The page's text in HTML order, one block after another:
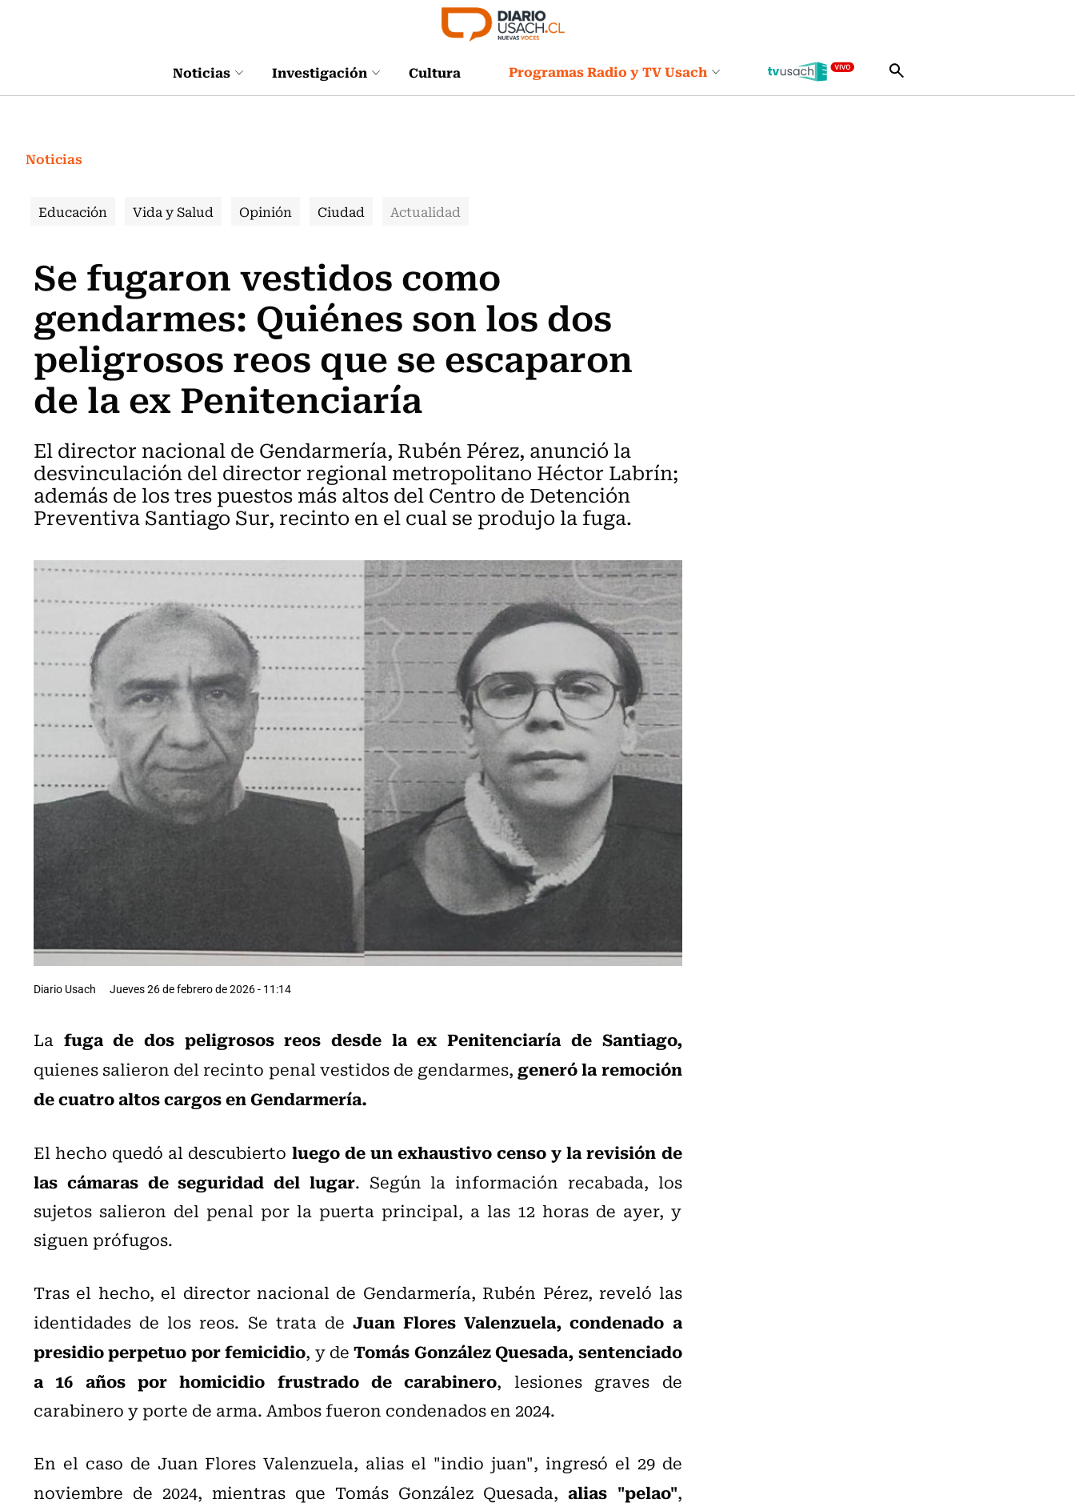
Noticias Investigación Cultura Programas Radio y TV Usach
Noticias
Educación Vida y Salud Opinión Ciudad Actualidad
Se fugaron vestidos como
gendarmes: Quiénes son los dos
peligrosos reos que se escaparon
de la ex Penitenciaría
El director nacional de Gendarmería, Rubén Pérez, anunció la
desvinculación del director regional metropolitano Héctor Labrín;
además de los tres puestos más altos del Centro de Detención
Preventiva Santiago Sur, recinto en el cual se produjo la fuga.
Diario Usach Jueves 26 de febrero de 2026 - 11:14
La fuga de dos peligrosos reos desde la ex Penitenciaría de Santiago,
quienes salieron del recinto penal vestidos de gendarmes,generó la remoción
de cuatro altos cargos en Gendarmería.
El hecho quedó al descubierto luego de un exhaustivo censo y la revisión de
las cámaras de seguridad del lugar. Según la información recabada, los
sujetos salieron del penal por la puerta principal, a las 12 horas de ayer, y
siguen prófugos.
Tras el hecho, el director nacional de Gendarmería, Rubén Pérez, reveló las
identidades de los reos. Se trata de Juan Flores Valenzuela, condenado a
presidio perpetuo por femicidio, y deTomás González Quesada, sentenciado
a 16 años por homicidio frustrado de carabinero, lesiones graves de
carabinero y porte de arma. Ambos fueron condenados en 2024.
En el caso de Juan Flores Valenzuela, alias el "indio juan", ingresó el 29 de
noviembre de 2024, mientras que Tomás González Quesada, alias "pelao",